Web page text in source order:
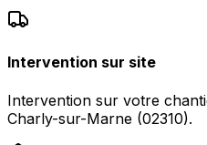
Intervention sur site
Intervention sur votre
Charly-sur-Marne (02310).